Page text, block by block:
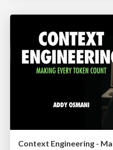
Context Engineering -